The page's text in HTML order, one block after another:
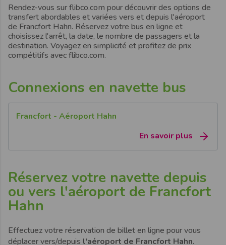
Rendez-vous surflibco.com pour découvrir des options de
transfert abordables et variées vers et depuis l'aéroport
de Francfort Hahn. Réservez votre bus en ligne et
choisissez l'arrêt, la date, le nombre de passagers et la
destination. Voyagez en simplicité et profitez de prix
compétitifs avec flibco.com.
Connexions en navette bus
Francfort - Aéroport Hahn
En savoir plus
Réservez votre navette depuis
ou vers l'aéroport de Francfort
Hahn
Effectuez votre réservation de billet en ligne pour vous
déplacer vers/depuis l'aéroport de Francfort Hahn.